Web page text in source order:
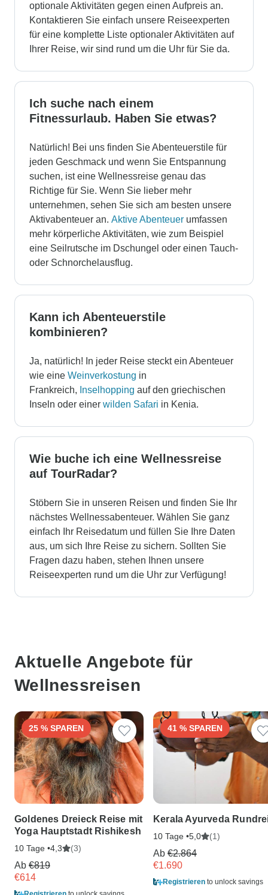
optionale Aktivitäten gegen einen Aufpreis an.
Kontaktieren Sie einfach unsere Reiseexperten
für eine komplette Liste optionaler Aktivitäten auf
Ihrer Reise, wir sind rund um die Uhr für Sie da.
Ich suche nach einem
Fitnessurlaub. Haben Sie etwas?
Natürlich! Bei uns finden Sie Abenteuerstile für
jeden Geschmack und wenn Sie Entspannung
suchen, ist eine Wellnessreise genau das
Richtige für Sie. Wenn Sie lieber mehr
unternehmen, sehen Sie sich am besten unsere
Aktivabenteuer an. Aktive Abenteuer umfassen
mehr körperliche Aktivitäten, wie zum Beispiel
eine Seilrutsche im Dschungel oder einen Tauch-
oder Schnorchelausflug.
Kann ich Abenteuerstile
kombinieren?
Ja, natürlich! In jeder Reise steckt ein Abenteuer
wie eine Weinverkostung in
Frankreich, Inselhopping auf den griechischen
Inseln oder einer wilden Safari in Kenia.
Wie buche ich eine Wellnessreise
auf TourRadar?
Stöbern Sie in unseren Reisen und finden Sie Ihr
nächstes Wellnessabenteuer. Wählen Sie ganz
einfach Ihr Reisedatum und füllen Sie Ihre Daten
aus, um sich Ihre Reise zu sichern. Sollten Sie
Fragen dazu haben, stehen Ihnen unsere
Reiseexperten rund um die Uhr zur Verfügung!
Aktuelle Angebote für
Wellnessreisen
25 % SPAREN
Goldenes Dreieck Reise mit
Yoga Hauptstadt Rishikesh
10 Tage •4,3 (3)
Ab €819
€614
41 % SPAREN
Kerala Ayurveda
10 Tage •5,0 (1)
Ab €2.864
€1.690
Registrieren to unlock savings